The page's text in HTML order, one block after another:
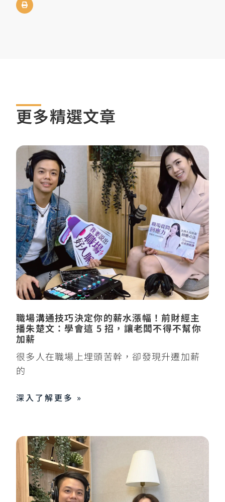
更多精選文章
職場溝通技巧決定你的薪水漲幅！前財經主
播朱楚文：學會這 5 招，讓老闆不得不幫你
加薪
很多人在職場上埋頭苦幹，卻發現升遷加薪
的
深入了解更多 »